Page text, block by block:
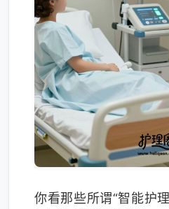
你看那些所谓“智能护